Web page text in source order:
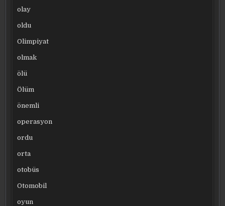
olay
oldu
Olimpiyat
olmak
ölü
Ölüm
önemli
operasyon
ordu
orta
otobüs
Otomobil
oyun